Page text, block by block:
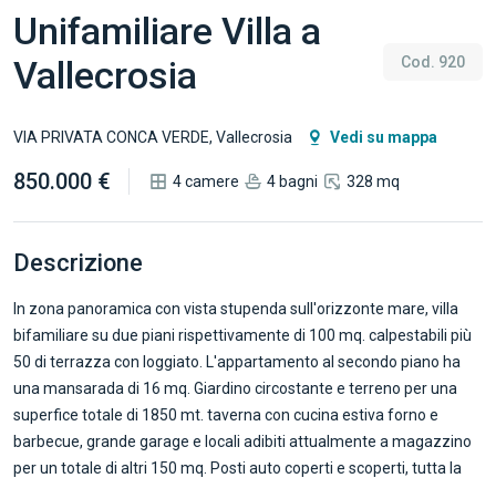
Unifamiliare Villa a
Vallecrosia
Cod. 920
VIA PRIVATA CONCA VERDE, Vallecrosia Vedi su mappa
850.000 € 4 camere 4 bagni 328 mq
Descrizione
In zona panoramica con vista stupenda sull'orizzonte mare, villa
bifamiliare su due piani rispettivamente di 100 mq. calpestabili più
50 di terrazza con loggiato. L'appartamento al secondo piano ha
una mansarada di 16 mq. Giardino circostante e terreno per una
superfice totale di 1850 mt. taverna con cucina estiva forno e
barbecue, grande garage e locali adibiti attualmente a magazzino
per un totale di altri 150 mq. Posti auto coperti e scoperti, tutta la